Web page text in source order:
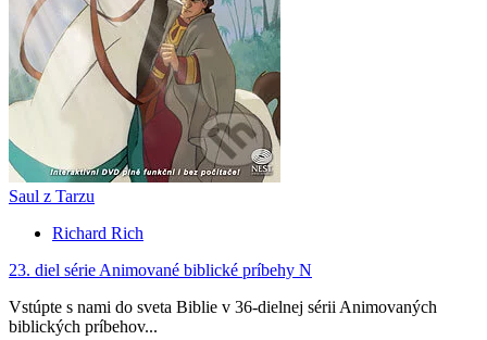
Saul z Tarzu
Richard Rich
23. diel série Animované biblické príbehy N
Vstúpte s nami do sveta Biblie v 36-dielnej sérii Animovaných
biblických príbehov...